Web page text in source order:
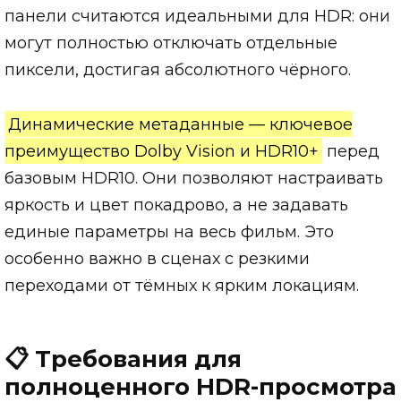
панели считаются идеальными для HDR: они
могут полностью отключать отдельные
пиксели, достигая абсолютного чёрного.
Динамические метаданные — ключевое
преимущество Dolby Vision и HDR10+ перед
базовым HDR10. Они позволяют настраивать
яркость и цвет покадрово, а не задавать
единые параметры на весь фильм. Это
особенно важно в сценах с резкими
переходами от тёмных к ярким локациям.
📋 Требования для
полноценного HDR-просмотра